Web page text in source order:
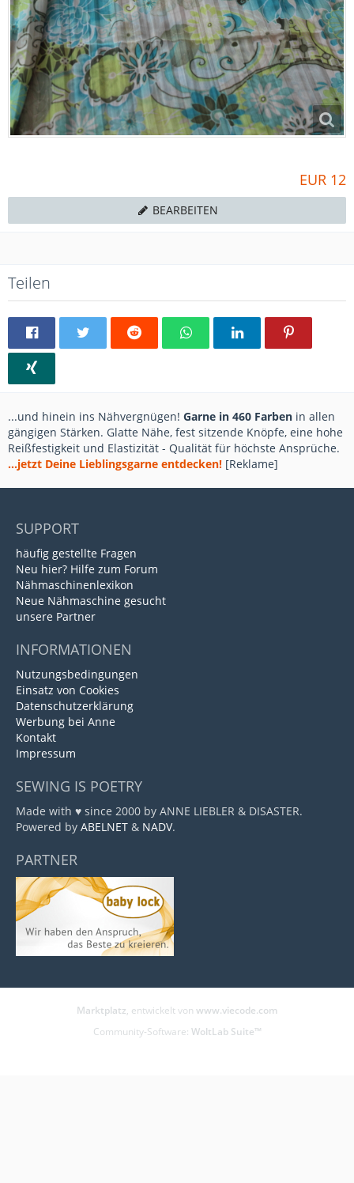
EUR 12
BEARBEITEN
Teilen
...und hinein ins Nähvergnügen! Garne in 460 Farben in allen
gängigen Stärken. Glatte Nähe, fest sitzende Knöpfe, eine hohe
Reißfestigkeit und Elastizität - Qualität für höchste Ansprüche.
...jetzt Deine Lieblingsgarne entdecken! [Reklame]
SUPPORT
häufig gestellte Fragen
Neu hier? Hilfe zum Forum
Nähmaschinenlexikon
Neue Nähmaschine gesucht
unsere Partner
INFORMATIONEN
Nutzungsbedingungen
Einsatz von Cookies
Datenschutzerklärung
Werbung bei Anne
Kontakt
Impressum
SEWING IS POETRY
Made with ♥ since 2000 by ANNE LIEBLER & DISASTER.
Powered by ABELNET & NADV.
PARTNER
Marktplatz, entwickelt von www.viecode.com
Community-Software: WoltLab Suite™